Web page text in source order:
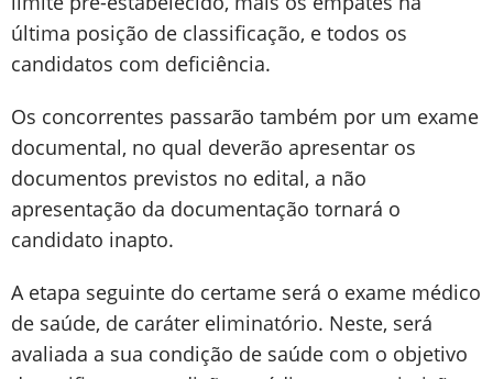
última posição de classificação, e todos os
candidatos com deficiência.
Os concorrentes passarão também por um exame
documental, no qual deverão apresentar os
documentos previstos no edital, a não
apresentação da documentação tornará o
candidato inapto.
A etapa seguinte do certame será o exame médico
de saúde, de caráter eliminatório. Neste, será
avaliada a sua condição de saúde com o objetivo